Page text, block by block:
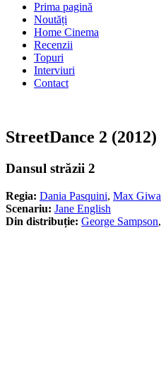
Prima pagină
Noutăți
Home Cinema
Recenzii
Topuri
Interviuri
Contact
StreetDance 2 (2012)
Dansul străzii 2
Regia: Dania Pasquini, Max Giwa
Scenariu: Jane English
Din distribuție: George Sampson,